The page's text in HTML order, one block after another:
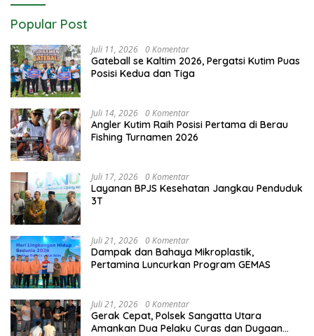
Popular Post
Juli 11, 2026 0 Komentar
Gateball se Kaltim 2026, Pergatsi Kutim Puas
Posisi Kedua dan Tiga
Juli 14, 2026 0 Komentar
Angler Kutim Raih Posisi Pertama di Berau
Fishing Turnamen 2026
Juli 17, 2026 0 Komentar
Layanan BPJS Kesehatan Jangkau Penduduk
3T
Juli 21, 2026 0 Komentar
Dampak dan Bahaya Mikroplastik,
Pertamina Luncurkan Program GEMAS
Juli 21, 2026 0 Komentar
Gerak Cepat, Polsek Sangatta Utara
Amankan Dua Pelaku Curas dan Dugaan